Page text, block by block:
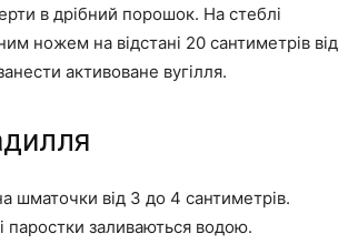
в дрібний порошок. На стеблі
ножем на відстані 20 сантиметрів від
активоване вугілля.
шматочки від 3 до 4 сантиметрів.
заливаються водою.